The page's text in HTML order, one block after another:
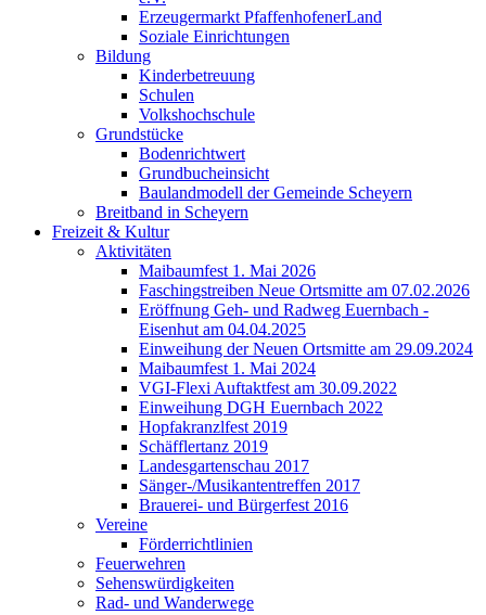
Erzeugermarkt PfaffenhofenerLand
Soziale Einrichtungen
Bildung
Kinderbetreuung
Schulen
Volkshochschule
Grundstücke
Bodenrichtwert
Grundbucheinsicht
Baulandmodell der Gemeinde Scheyern
Breitband in Scheyern
Freizeit & Kultur
Aktivitäten
Maibaumfest 1. Mai 2026
Faschingstreiben Neue Ortsmitte am 07.02.2026
Eröffnung Geh- und Radweg Euernbach -
Eisenhut am 04.04.2025
Einweihung der Neuen Ortsmitte am 29.09.2024
Maibaumfest 1. Mai 2024
VGI-Flexi Auftaktfest am 30.09.2022
Einweihung DGH Euernbach 2022
Hopfakranzlfest 2019
Schäfflertanz 2019
Landesgartenschau 2017
Sänger-/Musikantentreffen 2017
Brauerei- und Bürgerfest 2016
Vereine
Förderrichtlinien
Feuerwehren
Sehenswürdigkeiten
Rad- und Wanderwege